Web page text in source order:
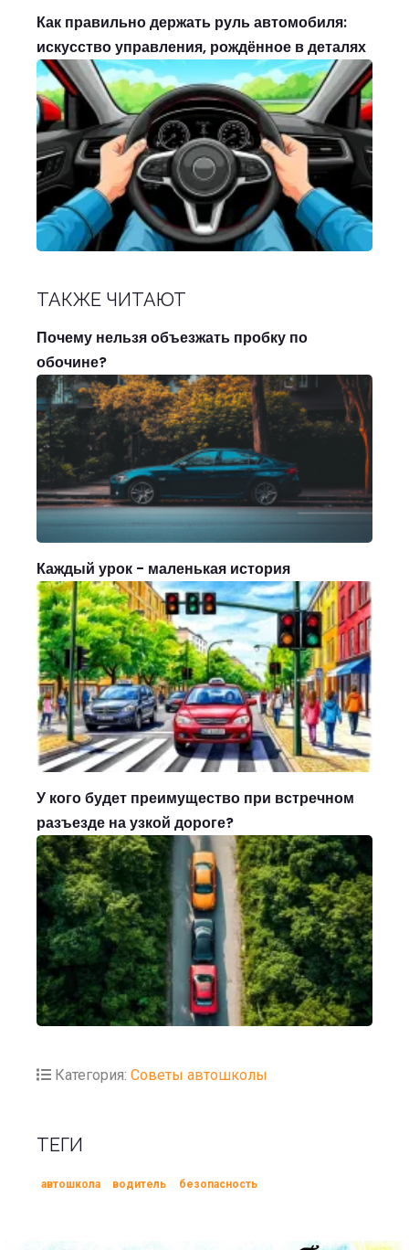
Как правильно держать руль автомобиля:
искусство управления, рождённое в деталях
ТАКЖЕ ЧИТАЮТ
Почему нельзя объезжать пробку по
обочине?
Каждый урок - маленькая история
У кого будет преимущество при встречном
разъезде на узкой дороге?
Категория: Советы автошколы
ТЕГИ
автошкола водитель безопасность